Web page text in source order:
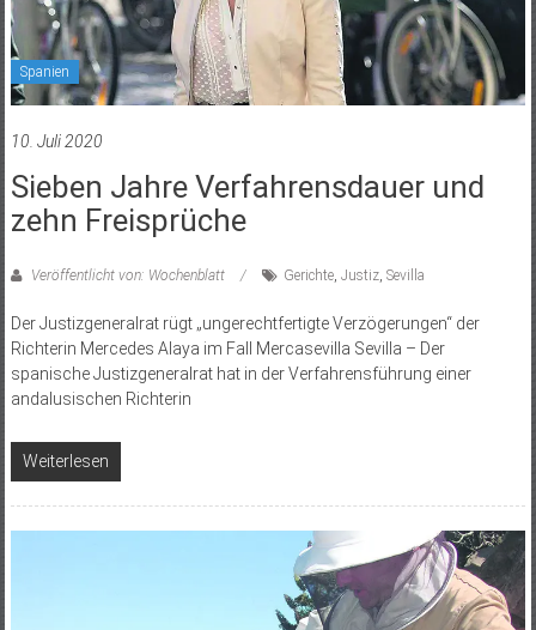
Spanien
10. Juli 2020
Sieben Jahre Verfahrensdauer und
zehn Freisprüche
Veröffentlicht von: Wochenblatt Gerichte, Justiz, Sevilla
Der Justizgeneralrat rügt „ungerechtfertigte Verzögerungen“ der
Richterin Mercedes Alaya im Fall Mercasevilla Sevilla – Der
spanische Justizgeneralrat hat in der Verfahrensführung einer
andalusischen Richterin
Weiterlesen